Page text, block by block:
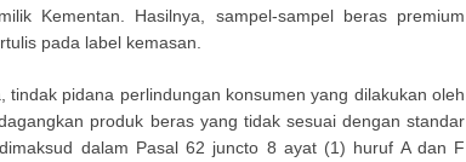
Kementan. Hasilnya, sampel-sampel beras premium
pada label kemasan.
tindak pidana perlindungan konsumen yang dilakukan oleh
produk beras yang tidak sesuai dengan standar
dalam Pasal 62 juncto 8 ayat (1) huruf A dan F